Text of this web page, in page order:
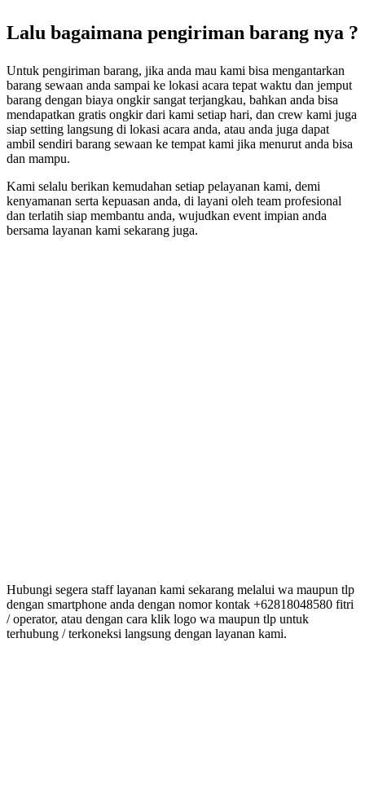
Lalu bagaimana pengiriman barang nya ?
Untuk pengiriman barang, jika anda mau kami bisa mengantarkan
barang sewaan anda sampai ke lokasi acara tepat waktu dan jemput
barang dengan biaya ongkir sangat terjangkau, bahkan anda bisa
mendapatkan gratis ongkir dari kami setiap hari, dan crew kami juga
siap setting langsung di lokasi acara anda, atau anda juga dapat
ambil sendiri barang sewaan ke tempat kami jika menurut anda bisa
dan mampu.
Kami selalu berikan kemudahan setiap pelayanan kami, demi
kenyamanan serta kepuasan anda, di layani oleh team profesional
dan terlatih siap membantu anda, wujudkan event impian anda
bersama layanan kami sekarang juga.
Hubungi segera staff layanan kami sekarang melalui wa maupun tlp
dengan smartphone anda dengan nomor kontak +62818048580 fitri
/ operator, atau dengan cara klik logo wa maupun tlp untuk
terhubung / terkoneksi langsung dengan layanan kami.